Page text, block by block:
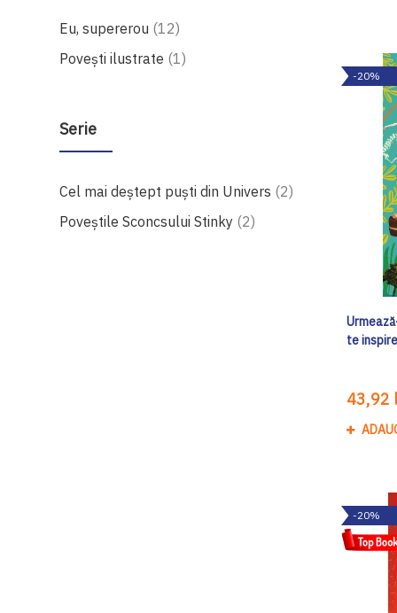
Eu, supererou 12produse
Povești ilustrate 1produs
Serie
Cel mai deștept puști din Univers 2produse
Poveștile Sconcsului Stinky 2produse
-20%
te
43,92
-20%